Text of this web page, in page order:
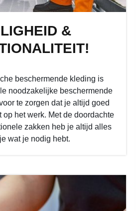
&
beschermende kleding is
noodzakelijke beschermende
te zorgen dat je altijd goed
op het werk. Met de doordachte
zakken heb je altijd alles
wat je nodig hebt.